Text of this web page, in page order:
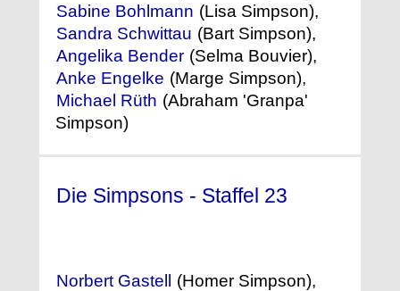
Sabine Bohlmann (Lisa Simpson),
Sandra Schwittau (Bart Simpson),
Angelika Bender (Selma Bouvier),
Anke Engelke (Marge Simpson),
Michael Rüth (Abraham 'Granpa'
Simpson)
Die Simpsons - Staffel 23
Norbert Gastell (Homer Simpson),